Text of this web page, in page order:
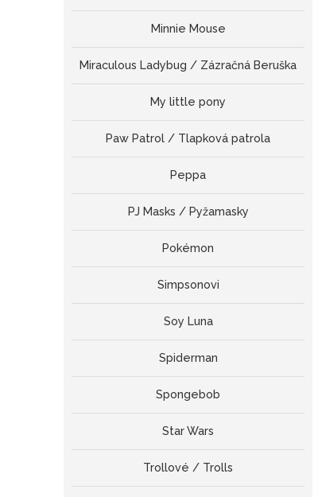
Minnie Mouse
Miraculous Ladybug / Zázračná Beruška
My little pony
Paw Patrol / Tlapková patrola
Peppa
PJ Masks / Pyžamasky
Pokémon
Simpsonovi
Soy Luna
Spiderman
Spongebob
Star Wars
Trollové / Trolls